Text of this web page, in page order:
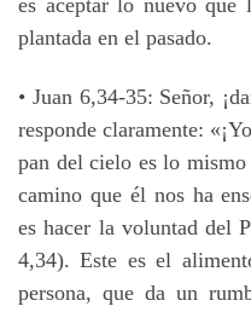
plantada en el pasado.
• Juan 6,34-35: Señor,
responde claramente:
pan del cielo es lo mismo
camino que él nos ha
es hacer la voluntad del
4,34). Este es el
persona, que da un